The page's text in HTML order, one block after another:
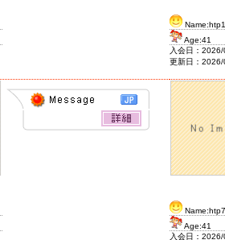
Age:41
入会日：
更新日：
Age:41
入会日：